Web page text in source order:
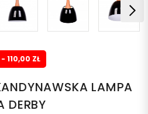
- 110,00 ZŁ
LAMPA
DERBY